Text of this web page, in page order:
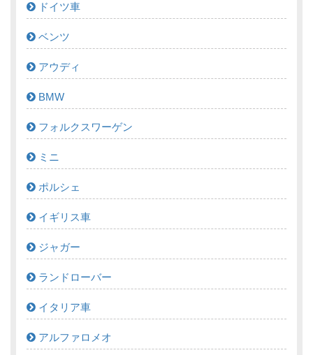
ドイツ車
ベンツ
アウディ
BMW
フォルクスワーゲン
ミニ
ポルシェ
イギリス車
ジャガー
ランドローバー
イタリア車
アルファロメオ